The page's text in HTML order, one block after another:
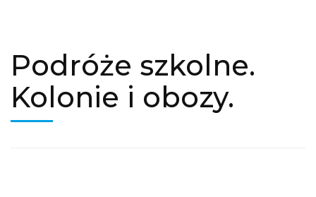
Podróże szkolne.
Kolonie i obozy.